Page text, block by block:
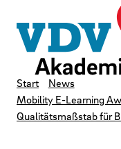
Zum Hauptinhalt der
Zur Startseite navigieren
Start
News
Mobility E-Learning
Qualitätsmaßstab für